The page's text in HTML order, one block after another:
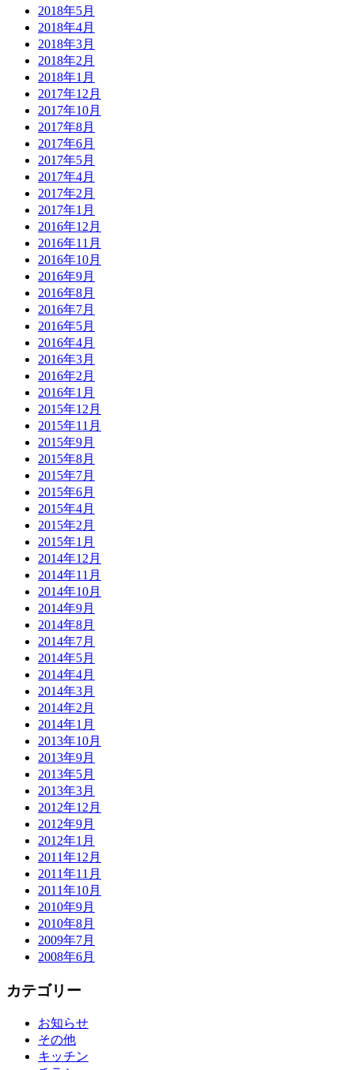
2018年5月
2018年4月
2018年3月
2018年2月
2018年1月
2017年12月
2017年10月
2017年8月
2017年6月
2017年5月
2017年4月
2017年2月
2017年1月
2016年12月
2016年11月
2016年10月
2016年9月
2016年8月
2016年7月
2016年5月
2016年4月
2016年3月
2016年2月
2016年1月
2015年12月
2015年11月
2015年9月
2015年8月
2015年7月
2015年6月
2015年4月
2015年2月
2015年1月
2014年12月
2014年11月
2014年10月
2014年9月
2014年8月
2014年7月
2014年5月
2014年4月
2014年3月
2014年2月
2014年1月
2013年10月
2013年9月
2013年5月
2013年3月
2012年12月
2012年9月
2012年1月
2011年12月
2011年11月
2011年10月
2010年9月
2010年8月
2009年7月
2008年6月
カテゴリー
お知らせ
その他
キッチン